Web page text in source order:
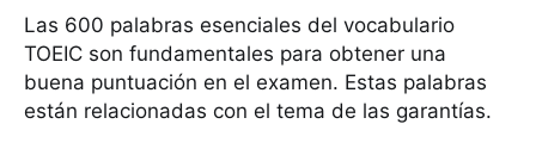
Las 600 palabras esenciales del vocabulario
TOEIC son fundamentales para obtener una
buena puntuación en el examen. Estas palabras
están relacionadas con el tema de las garantías.